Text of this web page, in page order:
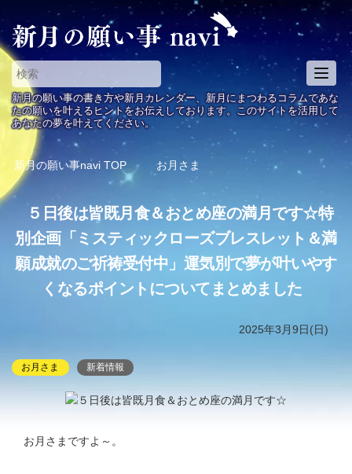
T
o
g
g
e
v
i
g
a
n
新月の願い事の書き方や新月カレンダー、新月にまつわるコラムであな
たの願いを叶えるヒントをお伝えしております。このサイトを活用して
あなたの夢を叶えてください。
新月の願い事navi TOP お月さま
５日後は皆既月食＆おとめ座の満月です☆特
別企画「ミスティックローズブレスレット＆満
願成就のご祈祷受付中」運気別で夢が叶いやす
くなるポイントについてまとめました
2025年3月9日(日)
お月さま 新着情報
お月さまですよ～。